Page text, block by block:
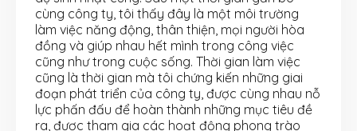
cùng công ty, tôi thấy đây là một môi trường
làm việc năng động, thân thiện, mọi người hòa
đồng và giúp nhau hết mình trong công việc
cũng như trong cuộc sống. Thời gian làm việc
cũng là thời gian mà tôi chứng kiến những giai
đoạn phát triển của công ty, được cùng nhau nỗ
lực phấn đấu để hoàn thành những mục tiêu đề
ra, được tham gia các hoạt động phong trào